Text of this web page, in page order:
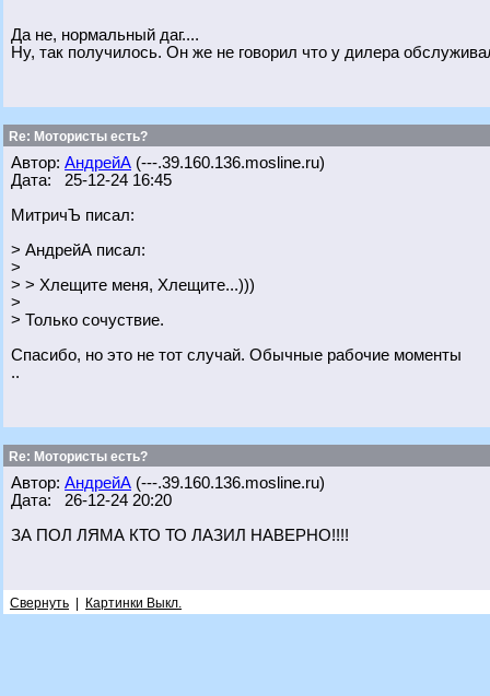
Да не, нормальный даг....
Ну, так получилось. Он же не говорил что у дилера
Re: Мотористы есть?
Автор: АндрейА (---.39.160.136.mosline.ru)
Дата: 25-12-24 16:45
МитричЪ писал:
> АндрейА писал:
>
> > Хлещите меня, Хлещите...)))
>
> Только сочуствие.
Спасибо, но это не тот случай. Обычные рабочие моменты
..
Re: Мотористы есть?
Автор: АндрейА (---.39.160.136.mosline.ru)
Дата: 26-12-24 20:20
ЗА ПОЛ ЛЯМА КТО ТО ЛАЗИЛ НАВЕРНО!!!!
Свернуть Картинки Выкл.